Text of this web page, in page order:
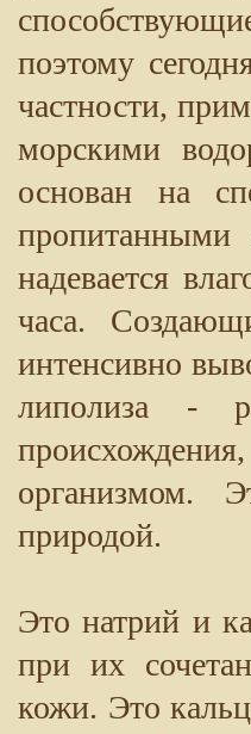
поэтому
частности,
морскими
основан на
пропитанными
надевается
часа.
интенсивно
липолиза -
организмом.
природой.
Это натрий и
при их
кожи. Это